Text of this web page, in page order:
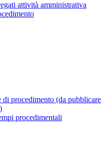
attività amministrativa
di procedimento (da pubblicare
procedimentali